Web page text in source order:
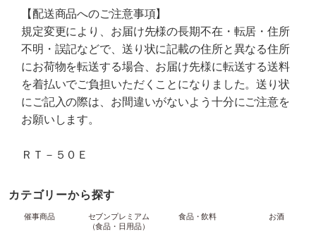
【配送商品へのご注意事項】
規定変更により、お届け先様の長期不在・転居・住所
不明・誤記などで、送り状に記載の住所と異なる住所
にお荷物を転送する場合、お届け先様に転送する送料
を着払いでご負担いただくことになりました。送り状
にご記入の際は、お間違いがないよう十分にご注意を
お願いします。
ＲＴ－５０Ｅ
カテゴリーから探す
催事商品
セブンプレミアム
（食品・日用品）
食品・飲料 お酒